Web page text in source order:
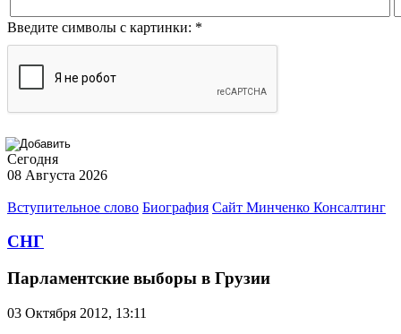
Введите символы с картинки: *
Сегодня
08 Августа 2026
Вступительное слово Биография Сайт Минченко Консалтинг
СНГ
Парламентские выборы в Грузии
03 Октября 2012, 13:11